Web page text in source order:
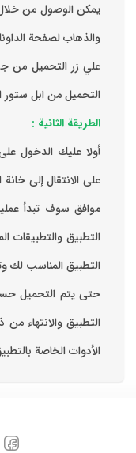
يمكن الوصول من
والذهاب لصفحة
علي زر التحميل من
التحميل من ابل ستور
الطريقة الثانية :
‏أولا عليك الدخول
على الانتقال إلى
موافق ‏سوف تبدأ
التطبيق والتطبيقات
التطبيق المناسب لك
حتى يتم التحميل
التطبيق والانتهاء
الأدوات الخاصة